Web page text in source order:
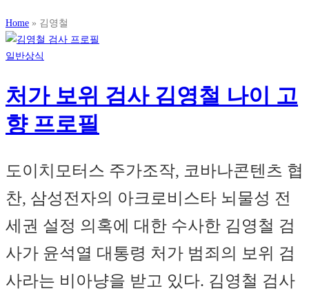
Home » 김영철
일반상식
처가 보위 검사 김영철 나이 고
향 프로필
도이치모터스 주가조작, 코바나콘텐츠 협
찬, 삼성전자의 아크로비스타 뇌물성 전
세권 설정 의혹에 대한 수사한 김영철 검
사가 윤석열 대통령 처가 범죄의 보위 검
사라는 비아냥을 받고 있다. 김영철 검사